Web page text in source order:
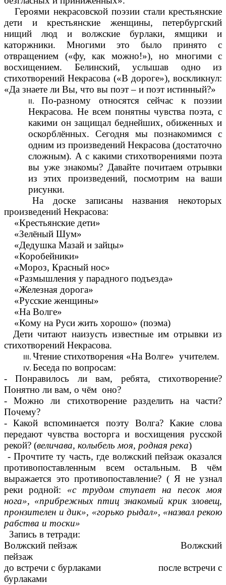
Героями некрасовской поэзии стали крестьянские
дети и крестьянские женщины, петербургский
нищий люд и волжские бурлаки, ямщики и
каторжники. Многими это было принято с
отвращением («фу, как можно!»), но многими с
восхищением. Белинский, услышав одно из
стихотворений Некрасова («В дороге»), воскликнул:
«Да знаете ли Вы, что вы поэт – и поэт истинный?»
По-разному относятся сейчас к поэзии
Некрасова. Не всем понятны чувства поэта, с
какими он защищал беднейших, обиженных и
оскорблённых. Сегодня мы познакомимся с
одним из произведений Некрасова (достаточно
сложным). А с какими стихотворениями поэта
вы уже знакомы? Давайте почитаем отрывки
из этих произведений, посмотрим на ваши
рисунки.
На доске записаны названия некоторых
произведений Некрасова:
«Крестьянские дети»
«Зелёный Шум»
«Дедушка Мазай и зайцы»
«Коробейники»
«Мороз, Красный нос»
«Размышления у парадного подъезда»
«Железная дорога»
«Русские женщины»
«На Волге»
«Кому на Руси жить хорошо» (поэма)
Дети читают наизусть известные им отрывки из
стихотворений Некрасова.
Чтение стихотворения «На Волге» учителем.
Беседа по вопросам:
- Понравилось ли вам, ребята, стихотворение?
Понятно ли вам, о чём оно?
- Можно ли стихотворение разделить на части?
Почему?
- Какой вспоминается поэту Волга? Какие слова
передают чувства восторга и восхищения русской
рекой? (величава, колыбель моя, родная река)
- Прочтите ту часть, где волжский пейзаж оказался
противопоставленным всем остальным. В чём
выражается это противопоставление? ( Я не узнал
реки родной: «с трудом ступает на песок моя
нога», «прибрежных птиц знакомый крик зловещ,
пронзителен и дик», «горько рыдал», «назвал рекою
рабства и тоски»
Запись в тетради:
Волжский пейзаж Волжский
пейзаж
до встречи с бурлаками после встречи с
бурлаками